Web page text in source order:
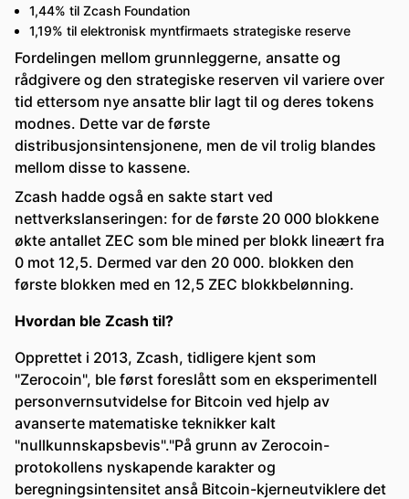
1,44% til Zcash Foundation
1,19% til elektronisk myntfirmaets strategiske reserve
Fordelingen mellom grunnleggerne, ansatte og
rådgivere og den strategiske reserven vil variere over
tid ettersom nye ansatte blir lagt til og deres tokens
modnes. Dette var de første
distribusjonsintensjonene, men de vil trolig blandes
mellom disse to kassene.
Zcash hadde også en sakte start ved
nettverkslanseringen: for de første 20 000 blokkene
økte antallet ZEC som ble mined per blokk lineært fra
0 mot 12,5. Dermed var den 20 000. blokken den
første blokken med en 12,5 ZEC blokkbelønning.
Hvordan ble Zcash til?
Opprettet i 2013, Zcash, tidligere kjent som
"Zerocoin", ble først foreslått som en eksperimentell
personvernsutvidelse for Bitcoin ved hjelp av
avanserte matematiske teknikker kalt
"nullkunnskapsbevis"."På grunn av Zerocoin-
protokollens nyskapende karakter og
beregningsintensitet anså Bitcoin-kjerneutviklere det